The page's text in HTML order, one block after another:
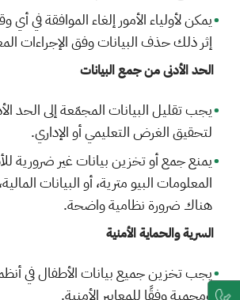
يمكن لأولياء الأمور إلغاء الموافقة في
إثر ذلك حذف البيانات وفق الإجراءات
الحد الأدنى من جمع البيانات
يجب تقليل البيانات المجمّعة إلى الحد
لتحقيق الغرض التعليمي أو الإداري.
يمنع جمع أو تخزين بيانات غير ضرورية
المعلومات البيو مترية، أو البيانات
هناك ضرورة نظامية واضحة.
السرية والحماية الأمنية
يجب تخزين جميع بيانات الأطفال في
ومحمية وفقًا للمعايير الأمنية.